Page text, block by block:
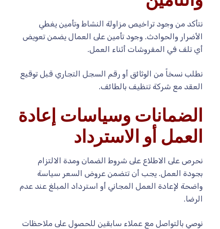
نتأكد من وجود تراخيص مزاولة النشاط وتأمين يغطي
الأضرار والحوادث. وجود تأمين على العمال يضمن تعويض
أي تلف في المفروشات أثناء العمل.
نطلب نسخاً من الوثائق أو رقم السجل التجاري قبل توقيع
العقد مع شركة تنظيف بالطائف.
الضمانات وسياسات إعادة
العمل أو الاسترداد
نحرص على الاطلاع على شروط الضمان ومدة الالتزام
بجودة العمل. يجب أن تتضمن عروض السعر سياسة
واضحة لإعادة العمل المجاني أو استرداد المبلغ عند عدم
الرضا.
نوصي بالتواصل مع عملاء سابقين للحصول على ملاحظات